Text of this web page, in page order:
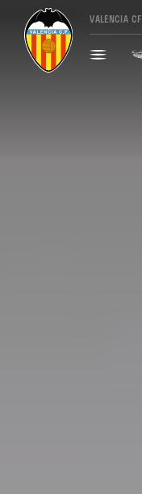
VALENCIA CF